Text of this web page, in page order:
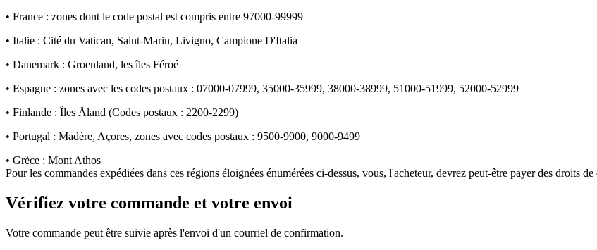
• France : zones dont le code postal est compris entre 97000-99999
• Italie : Cité du Vatican, Saint-Marin, Livigno, Campione D'Italia
• Danemark : Groenland, les îles Féroé
• Espagne : zones avec les codes postaux : 07000-07999, 35000-35999, 38000-38999, 51000-51999, 52000-52999
• Finlande : Îles Åland (Codes postaux : 2200-2299)
• Portugal : Madère, Açores, zones avec codes postaux : 9500-9900, 9000-9499
• Grèce : Mont Athos
Pour les commandes expédiées dans ces régions éloignées énumérées ci-dessus, vous, l'acheteur, devrez peut-être payer des droits de
Vérifiez votre commande et votre envoi
Votre commande peut être suivie après l'envoi d'un courriel de confirmation.